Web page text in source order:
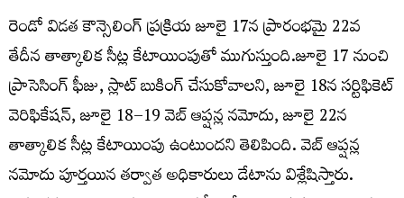
రెండో విడత కౌన్సెలింగ్ ప్రక్రియ జూలై 17న ప్రారంభమై 22వ
తేదీన తాత్కాలిక సీట్ల కేటాయింపుతో ముగుస్తుంది.జూలై 17 నుంచి
ప్రాసెసింగ్ ఫీజు, స్లాట్ బుకింగ్ చేసుకోవాలని, జూలై 18న సర్టిఫికెట్
వెరిఫికేషన్, జూలై 18–19 వెబ్ ఆప్షన్ల నమోదు, జూలై 22న
తాత్కాలిక సీట్ల కేటాయింపు ఉంటుందని తెలిపింది. వెబ్ ఆప్షన్ల
నమోదు పూర్తయిన తర్వాత అధికారులు డేటాను విశ్లేషిస్తారు.